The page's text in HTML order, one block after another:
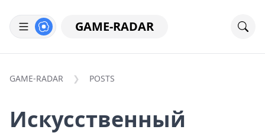
GAME-RADAR
GAME-RADAR POSTS
Искусственный